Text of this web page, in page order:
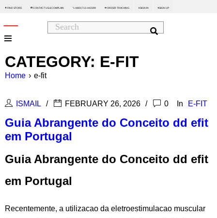
 FIND STORE  CONTACT US & COMPLAIN +8801713-443399  ORDER TRACKING  SIGN IN SIGN UP
CATEGORY: E-FIT
Home › e-fit
ISMAIL FEBRUARY 26, 2026 0 In E-FIT
Guia Abrangente do Conceito dd efit
em Portugal
Guia Abrangente do Conceito dd efit
em Portugal
Recentemente, a utilizacao da eletroestimulacao muscular